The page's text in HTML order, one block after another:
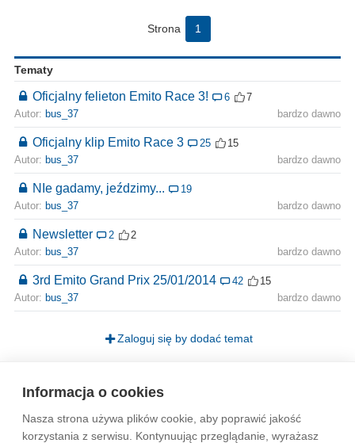
Informacja o cookies
Nasza strona używa plików cookie, aby poprawić jakość
korzystania z serwisu. Kontynuując przeglądanie, wyrażasz
Strona 1
Tematy
Oficjalny felieton Emito Race 3! 6
7
Autor: bus_37 bardzo dawno
Oficjalny klip Emito Race 3 25
15
Autor: bus_37 bardzo dawno
NIe gadamy, jeździmy...
19
Autor: bus_37 bardzo dawno
Newsletter 2
2
Autor: bus_37 bardzo dawno
3rd Emito Grand Prix 25/01/2014 42
15
Autor: bus_37 bardzo dawno
Zaloguj się by dodać temat
Wytyczne dla społeczności Regulamin Prywatność